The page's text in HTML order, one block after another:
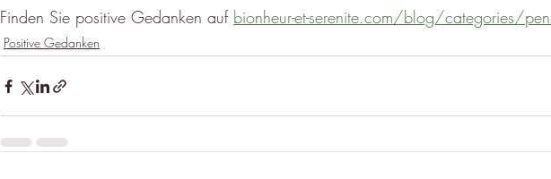
Finden Sie positive Gedanken auf bionheur-et-serenite.com/blog/categories/
Positive Gedanken